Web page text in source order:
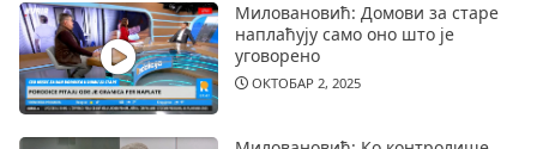
Миловановић: Домови за старе
наплаћују само оно што је
уговорено
ОКТОБАР 2, 2025